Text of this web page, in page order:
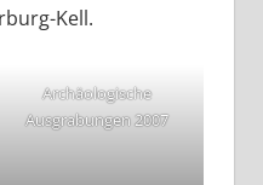
Kell.
Archäologische
Ausgrabungen 2007